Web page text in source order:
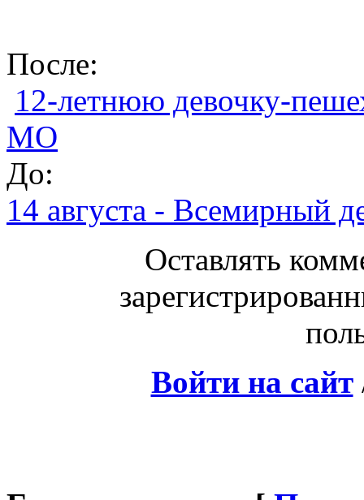
После:
12-летнюю девочку-
МО
До:
14 августа - Всемирный
Оставлять
Войти на сайт